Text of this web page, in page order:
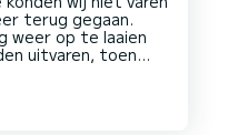
terug gegaan.
weer op te laaien
uitvaren, toen